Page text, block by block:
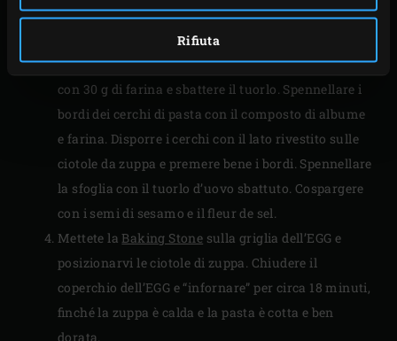
Rifiuta
ritagliate dalla pasta 6 cerchi di 2 centimetri più
grandi del diametro delle ciotole da zuppa.
Separare l’albume dal tuorlo. Mescolare l’albume
con 30 g di farina e sbattere il tuorlo. Spennellare i
bordi dei cerchi di pasta con il composto di albume
e farina. Disporre i cerchi con il lato rivestito sulle
ciotole da zuppa e premere bene i bordi. Spennellare
la sfoglia con il tuorlo d’uovo sbattuto. Cospargere
con i semi di sesamo e il fleur de sel.
Mettete laBaking Stone sulla griglia dell’EGG e
posizionarvi le ciotole di zuppa. Chiudere il
coperchio dell’EGG e “infornare” per circa 18 minuti,
finché la zuppa è calda e la pasta è cotta e ben
dorata.